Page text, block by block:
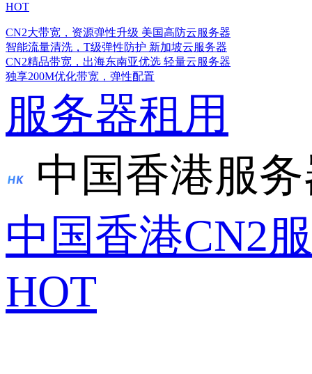
HOT
CN2大带宽，资源弹性升级 美国高防云服务器
智能流量清洗，T级弹性防护 新加坡云服务器
CN2精品带宽，出海东南亚优选 轻量云服务器
独享200M优化带宽，弹性配置
服务器租用
中国香港服
中国香港CN2
HOT